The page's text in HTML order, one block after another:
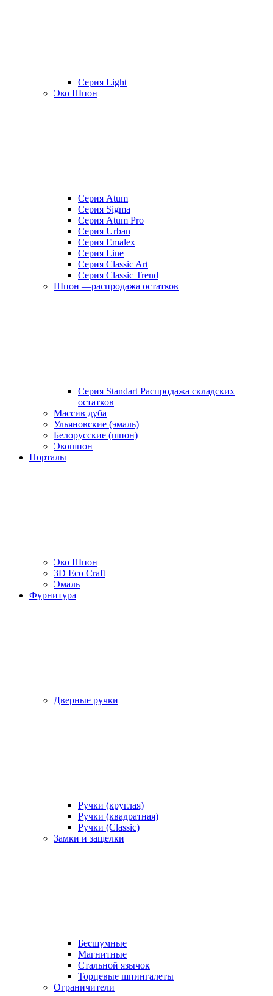
Серия Light
Эко Шпон
Серия Atum
Серия Sigma
Серия Atum Pro
Серия Urban
Серия Emalex
Серия Line
Серия Classic Art
Серия Classic Trend
Шпон —распродажа остатков
Серия Standart Распродажа складских
остатков
Массив дуба
Ульяновские (эмаль)
Белорусские (шпон)
Экошпон
Порталы
Эко Шпон
3D Eco Craft
Эмаль
Фурнитура
Дверные ручки
Ручки (круглая)
Ручки (квадратная)
Ручки (Classic)
Замки и защелки
Бесшумные
Магнитные
Стальной язычок
Торцевые шпингалеты
Ограничители